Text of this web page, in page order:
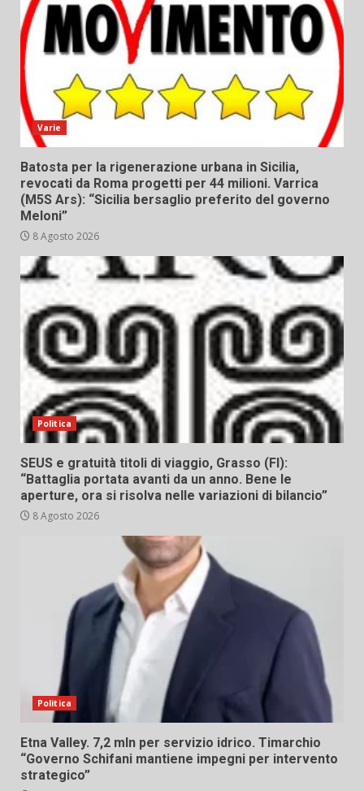
Varie
Batosta per la rigenerazione urbana in Sicilia,
revocati da Roma progetti per 44 milioni. Varrica
(M5S Ars): “Sicilia bersaglio preferito del governo
Meloni”
8 Agosto 2026
Politica
SEUS e gratuità titoli di viaggio, Grasso (FI):
“Battaglia portata avanti da un anno. Bene le
aperture, ora si risolva nelle variazioni di bilancio”
8 Agosto 2026
Politica
Etna Valley. 7,2 mln per servizio idrico. Timarchio
“Governo Schifani mantiene impegni per intervento
strategico”